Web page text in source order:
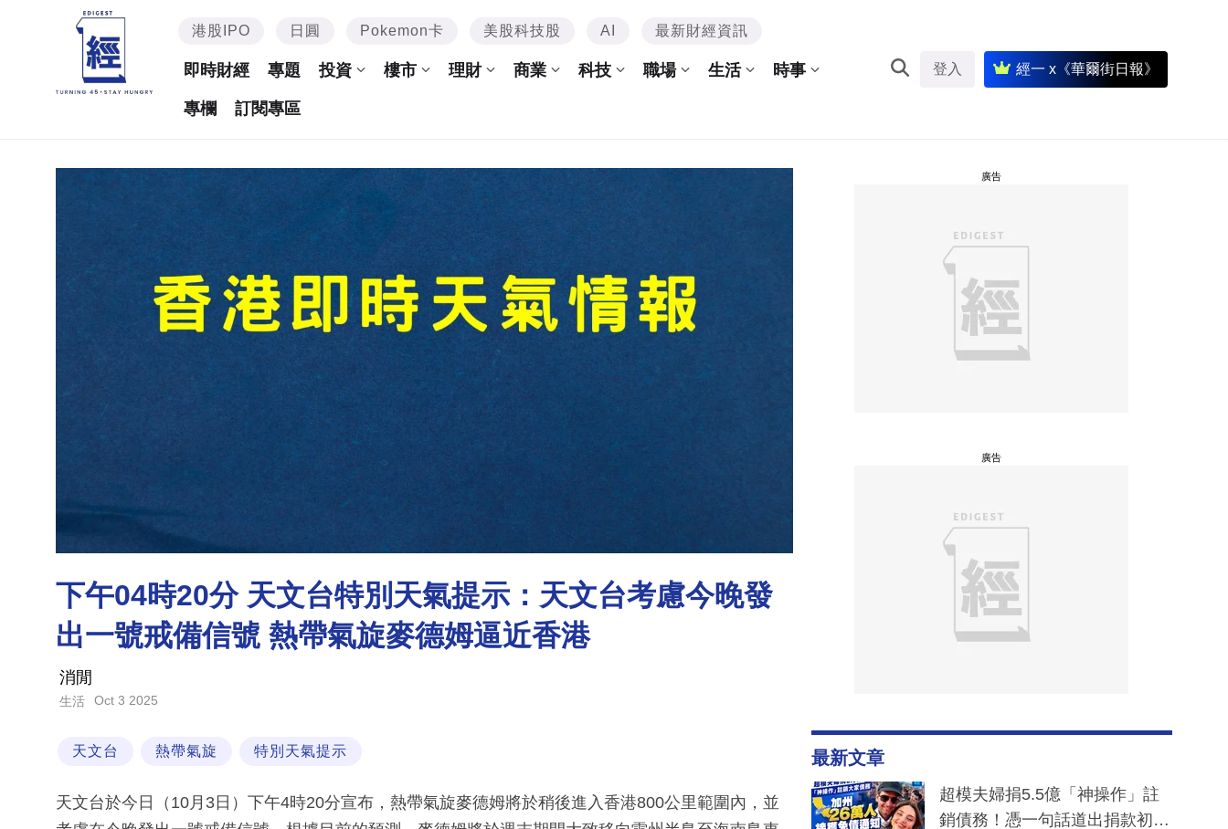
港股IPO 日圓 Pokemon卡 美股科技股 AI 最新財經資訊
即時財經 專題 投資 樓市 理財 商業 科技 職場 生活 時事
專欄 訂閱專區
登入 經一 x《華爾街日報》
下午04時20分 天文台特別天氣提示：天文台考慮今晚發
出一號戒備信號 熱帶氣旋麥德姆逼近香港
消閒
生活 Oct 3 2025
天文台 熱帶氣旋 特別天氣提示
天文台於今日（10月3日）下午4時20分宣布，熱帶氣旋麥德姆將於稍後進入香港800公里範圍內，並
廣告
廣告
最新文章
超模夫婦捐5.5億「神操作」註
銷債務！憑一句話道出捐款初